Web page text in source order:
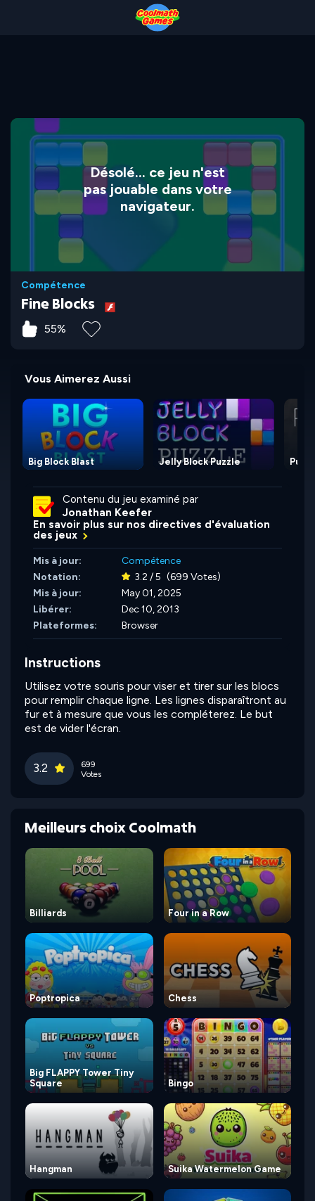
Désolé... ce jeu n'est
pas jouable dans votre
navigateur.
Compétence
Fine Blocks
55%
Vous Aimerez Aussi
Big Block Blast Jelly Block Puzzle
Contenu du jeu examiné par
Jonathan Keefer
En savoir plus sur nos directives d'évaluation
des jeux
Mis à jour:
Compétence
Notation:
3.2 / 5 (699 Votes)
Mis à jour:
May 01, 2025
Libérer:
Dec 10, 2013
Plateformes:
Browser
Instructions
Utilisez votre souris pour viser et tirer sur les blocs
pour remplir chaque ligne. Les lignes disparaîtront au
fur et à mesure que vous les compléterez. Le but
est de vider l'écran.
3.2
699
Votes
Meilleurs choix Coolmath
Billiards Four in a Row
Poptropica Chess
Big FLAPPY Tower Tiny
Square
Bingo
Hangman Suika Watermelon Game